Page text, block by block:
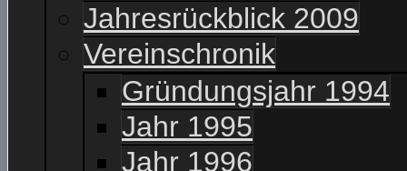
Jahresrückblick 2009
Vereinschronik
Gründungsjahr 1994
Jahr 1995
Jahr 1996